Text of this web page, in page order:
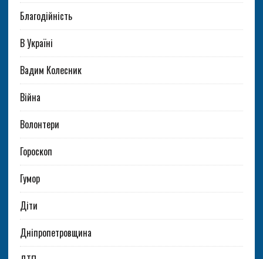
Благодійність
В Україні
Вадим Колесник
Війна
Волонтери
Гороскоп
Гумор
Діти
Дніпропетровщина